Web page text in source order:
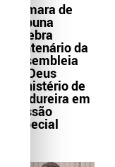
Câmara de
Itabuna
celebra
centenário da
Assembleia
de Deus
Ministério de
Madureira em
Sessão
Especial